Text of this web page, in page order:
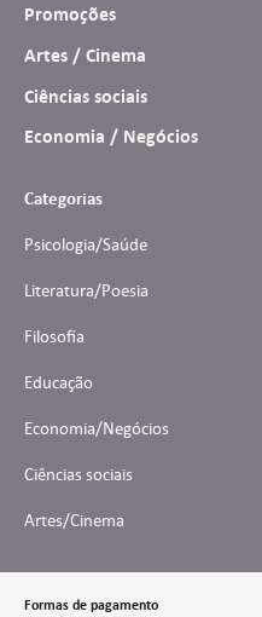
Promoções
Artes / Cinema
Ciências sociais
Economia / Negócios
Categorias
Psicologia/Saúde
Literatura/Poesia
Filosofia
Educação
Economia/Negócios
Ciências sociais
Artes/Cinema
Formas de pagamento